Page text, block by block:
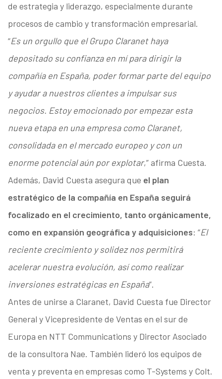
de estrategia y liderazgo, especialmente durante
procesos de cambio y transformación empresarial.
“Es un orgullo que el Grupo Claranet haya
depositado su confianza en mí para dirigir la
compañía en España, poder formar parte del equipo
y ayudar a nuestros clientes a impulsar sus
negocios. Estoy emocionado por empezar esta
nueva etapa en una empresa como Claranet,
consolidada en el mercado europeo y con un
enorme potencial aún por explotar,” afirma Cuesta.
Además, David Cuesta asegura que el plan
estratégico de la compañía en España seguirá
focalizado en el crecimiento, tanto orgánicamente,
como en expansión geográfica y adquisiciones: “El
reciente crecimiento y solidez nos permitirá
acelerar nuestra evolución, así como realizar
inversiones estratégicas en España”.
Antes de unirse a Claranet, David Cuesta fue Director
General y Vicepresidente de Ventas en el sur de
Europa en NTT Communications y Director Asociado
de la consultora Nae. También lideró los equipos de
venta y preventa en empresas como T-Systems y Colt.